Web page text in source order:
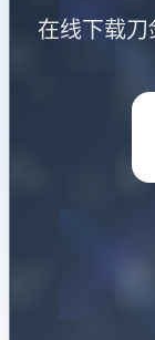
在线下载